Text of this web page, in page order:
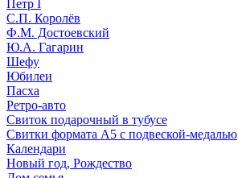
Петр I
С.П. Королёв
Ф.М. Достоевский
Ю.А. Гагарин
Шефу
Юбилеи
Пасха
Ретро-авто
Свиток подарочный в тубусе
Свитки формата А5 с подвеской-медалью
Календари
Новый год, Рождество